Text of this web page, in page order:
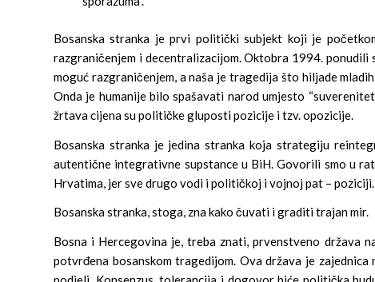
Bosanska stranka je prvi politički subjekt koji je
razgraničenjem i decentralizacijom. Oktobra 1994.
moguć razgraničenjem, a naša je tragedija što hiljade
Onda je humanije bilo spašavati narod umjesto
žrtava cijena su političke gluposti pozicije i tzv. opozicije.
Bosanska stranka je jedina stranka koja strategiju
autentične integrativne supstance u BiH. Govorili smo u
Hrvatima, jer sve drugo vodi i političkoj i vojnoj pat – poziciji.
Bosanska stranka, stoga, zna kako čuvati i graditi trajan mir.
Bosna i Hercegovina je, treba znati, prvenstveno država
potvrđena bosanskom tragedijom. Ova država je